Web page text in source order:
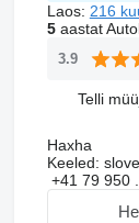
Laos: 216
5aastat
3.9
Telli
Haxha
Keeled:
+41 79 950